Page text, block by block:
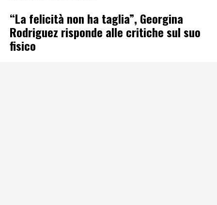
“La felicità non ha taglia”, Georgina
Rodriguez risponde alle critiche sul suo
fisico